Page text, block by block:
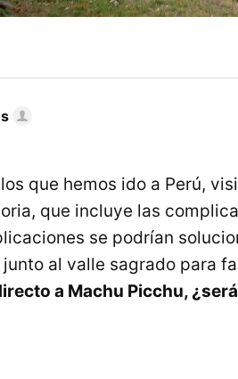
que hemos ido a Perú,
que incluye las
se podrían
al valle sagrado para
a Machu Picchu,